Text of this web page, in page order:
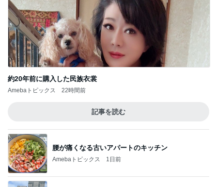
約20年前に購入した民族衣裳
Amebaトピックス 22時間前
記事を読む
腰が痛くなる古いアパートのキッチン
Amebaトピックス 1日前